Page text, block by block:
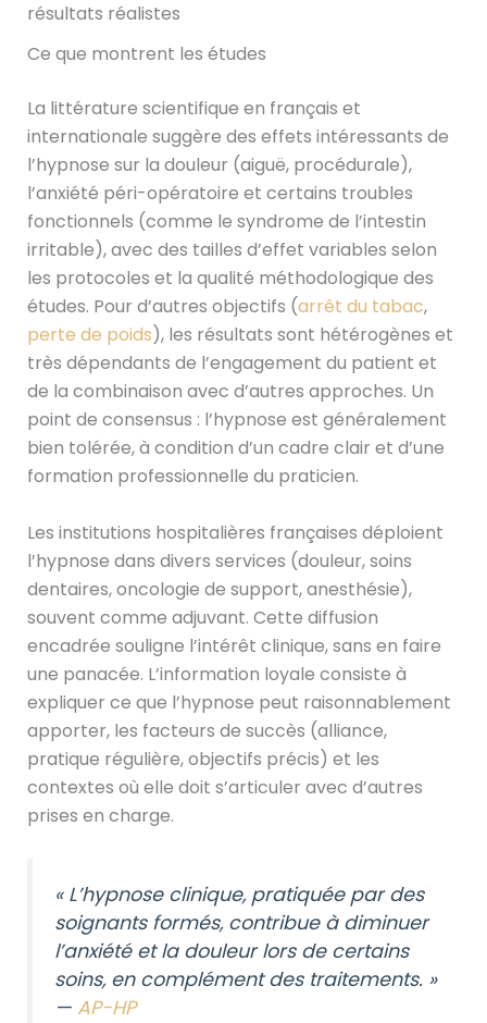
résultats réalistes
Ce que montrent les études
La littérature scientifique en français et
internationale suggère des effets intéressants de
l’hypnose sur la douleur (aiguë, procédurale),
l’anxiété péri-opératoire et certains troubles
fonctionnels (comme le syndrome de l’intestin
irritable), avec des tailles d’effet variables selon
les protocoles et la qualité méthodologique des
études. Pour d’autres objectifs (arrêt du tabac,
perte de poids), les résultats sont hétérogènes et
très dépendants de l’engagement du patient et
de la combinaison avec d’autres approches. Un
point de consensus : l’hypnose est généralement
bien tolérée, à condition d’un cadre clair et d’une
formation professionnelle du praticien.
Les institutions hospitalières françaises déploient
l’hypnose dans divers services (douleur, soins
dentaires, oncologie de support, anesthésie),
souvent comme adjuvant. Cette diffusion
encadrée souligne l’intérêt clinique, sans en faire
une panacée. L’information loyale consiste à
expliquer ce que l’hypnose peut raisonnablement
apporter, les facteurs de succès (alliance,
pratique régulière, objectifs précis) et les
contextes où elle doit s’articuler avec d’autres
prises en charge.
« L’hypnose clinique, pratiquée par des
soignants formés, contribue à diminuer
l’anxiété et la douleur lors de certains
soins, en complément des traitements. »
— AP-HP